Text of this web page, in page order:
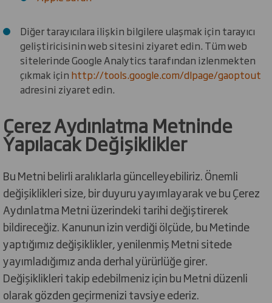
Diğer tarayıcılara ilişkin bilgilere ulaşmak için tarayıcı
geliştiricisinin web sitesini ziyaret edin. Tüm web
sitelerinde Google Analytics tarafından izlenmekten
çıkmak için http://tools.google.com/dlpage/gaoptout
adresini ziyaret edin.
Çerez Aydınlatma Metninde
Yapılacak Değişiklikler
Bu Metni belirli aralıklarla güncelleyebiliriz. Önemli
değişiklikleri size, bir duyuru yayımlayarak ve bu Çerez
Aydınlatma Metni üzerindeki tarihi değiştirerek
bildireceğiz. Kanunun izin verdiği ölçüde, bu Metinde
yaptığımız değişiklikler, yenilenmiş Metni sitede
yayımladığımız anda derhal yürürlüğe girer.
Değişiklikleri takip edebilmeniz için bu Metni düzenli
olarak gözden geçirmenizi tavsiye ederiz.